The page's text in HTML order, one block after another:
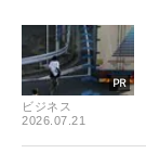
ビジネス
2026.07.21